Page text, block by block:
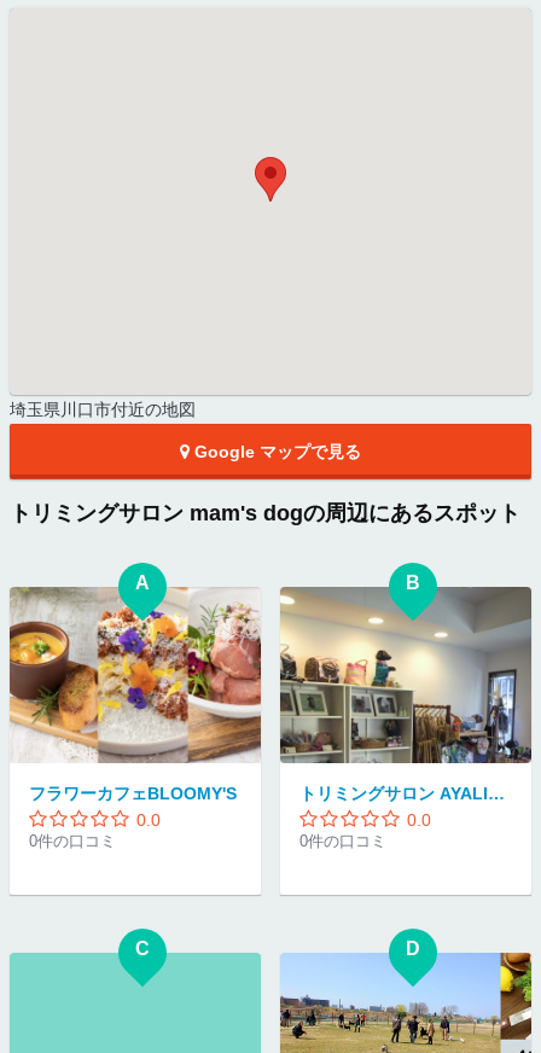
埼玉県川口市付近の地図
Google マップで見る
トリミングサロン mam's dogの周辺にあるスポット
A
フラワーカフェBLOOMY'S
0.0
0件の口コミ
B
トリミングサロン AYALIMA
0.0
0件の口コミ
C D